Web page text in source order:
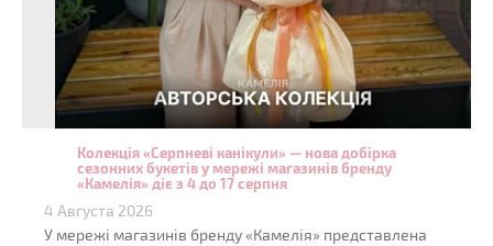
Колекція «Серпневі канікули» — нова добірка
сезонних букетів у мережі магазинів бренду
«Камелія» діє з 4 до 17 серпня
4 Августа 2026
У мережі магазинів бренду «Камелія» представлена